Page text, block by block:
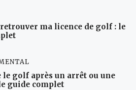
ma licence de golf : le
le golf après un arrêt ou une
guide complet